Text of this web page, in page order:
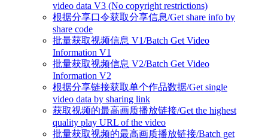
video data V3 (No copyright restrictions)
根据分享口令获取分享信息/Get share info by
share code
批量获取视频信息 V1/Batch Get Video
Information V1
批量获取视频信息 V2/Batch Get Video
Information V2
根据分享链接获取单个作品数据/Get single
video data by sharing link
获取视频的最高画质播放链接/Get the highest
quality play URL of the video
批量获取视频的最高画质播放链接/Batch get